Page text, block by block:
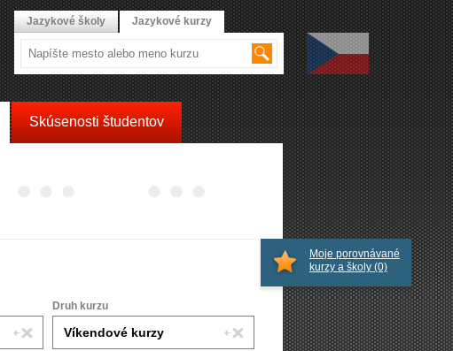
Skúsenosti študentov
Druh kurzu
Moje porovnávané
kurzy a školy (0)
Jazykové školy Jazykové kurzy